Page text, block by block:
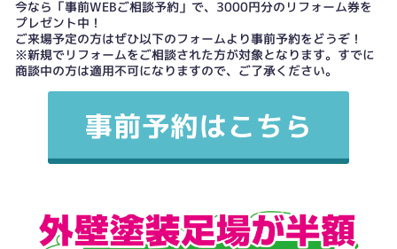
今なら「事前WEBご相談予約」で、3000円分のリフォーム券を
プレゼント中！
ご来場予定の方はぜひ以下のフォームより事前予約をどうぞ！
※新規でリフォームをご相談された方が対象となります。すでに
商談中の方は適用不可になりますので、ご了承ください。